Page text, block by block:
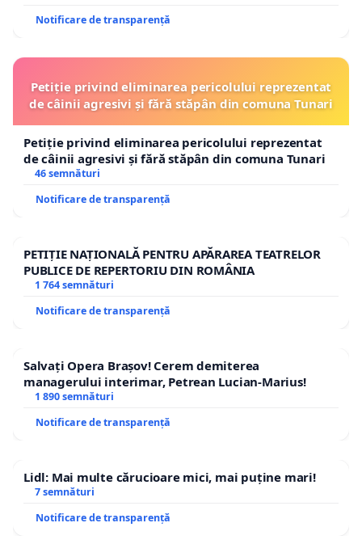
competențele dobândite.
Dacă susții:
• modernizarea sistemului de recuperare medicală;
pregătirii lor;
• accesul pacienților la tratamente eficiente.
Împreună putem contribui la un sistem medical mai
corect, mai eficient și aliniat standardelor
internaționale.
Notificare de transparență
Petiție privind eliminarea pericolului reprezentat
de câinii agresivi și fără stăpân din comuna Tunari
Petiție privind eliminarea pericolului reprezentat
de câinii agresivi și fără stăpân din comuna Tunari
46 semnături
Notificare de transparență
PETIȚIE NAȚIONALĂ PENTRU APĂRAREA TEATRELOR
PUBLICE DE REPERTORIU DIN ROMÂNIA
1 764 semnături
Notificare de transparență
Salvați Opera Brașov! Cerem demiterea
managerului interimar, Petrean Lucian-Marius!
1 890 semnături
Notificare de transparență
Lidl: Mai multe cărucioare mici, mai puține mari!
7 semnături
Notificare de transparență